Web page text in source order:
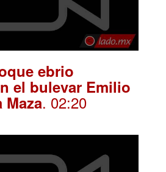
ebrio
el bulevar Emilio
Maza. 02:20